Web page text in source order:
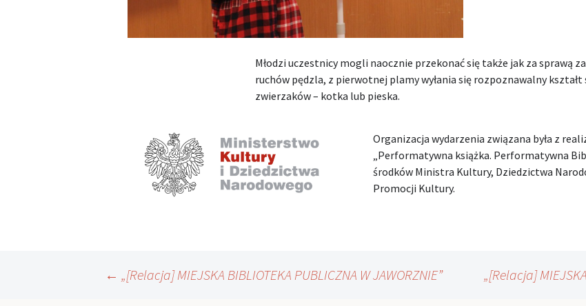
Młodzi uczestnicy mogli naocznie przekonać się także jak za sprawą
ruchów pędzla, z pierwotnej plamy wyłania się rozpoznawalny
zwierzaków – kotka lub pieska.
Organizacja wydarzenia związana była z
„Performatywna książka. Performatywna
środków Ministra Kultury, Dziedzictwa
Promocji Kultury.
Nawigacja
← „[Relacja] MIEJSKA BIBLIOTEKA PUBLICZNA W JAWORZNIE” „[Relacja]